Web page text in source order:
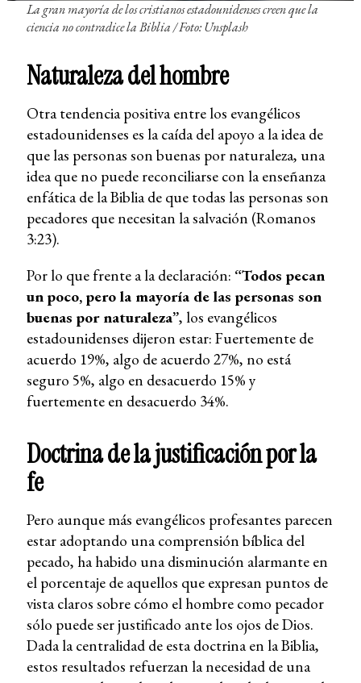
La gran mayoría de los cristianos estadounidenses creen que la
ciencia no contradice la Biblia/ Foto: Unsplash
Naturaleza del hombre
Otra tendencia positiva entre los evangélicos
estadounidenses es la caída del apoyo a la idea de
que las personas son buenas por naturaleza, una
idea que no puede reconciliarse con la enseñanza
enfática de la Biblia de que todas las personas son
pecadores que necesitan la salvación (Romanos
3:23).
Por lo que frente a la declaración: “Todos pecan
un poco, pero la mayoría de las personas son
buenas por naturaleza”, los evangélicos
estadounidenses dijeron estar: Fuertemente de
acuerdo 19%, algo de acuerdo 27%, no está
seguro 5%, algo en desacuerdo 15% y
fuertemente en desacuerdo 34%.
Doctrina de la justificación por la
fe
Pero aunque más evangélicos profesantes parecen
estar adoptando una comprensión bíblica del
pecado, ha habido una disminución alarmante en
el porcentaje de aquellos que expresan puntos de
vista claros sobre cómo el hombre como pecador
sólo puede ser justificado ante los ojos de Dios.
Dada la centralidad de esta doctrina en la Biblia,
estos resultados refuerzan la necesidad de una